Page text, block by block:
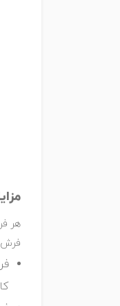
هر
فرش 1200 شانه را به صورت لیست وار به شرح زیر بیان کنیم.